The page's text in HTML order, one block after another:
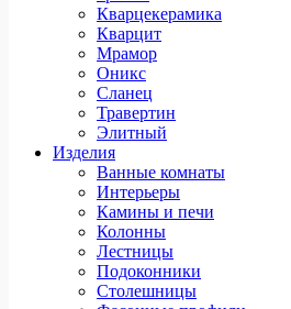
Кварцекерамика
Кварцит
Мрамор
Оникс
Сланец
Травертин
Элитный
Изделия
Ванные комнаты
Интерьеры
Камины и печи
Колонны
Лестницы
Подоконники
Столешницы